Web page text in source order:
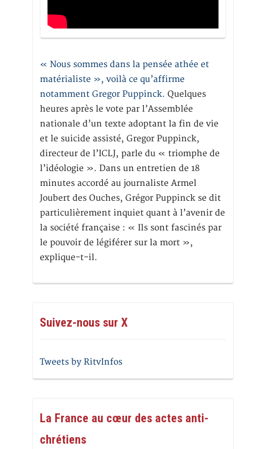
« Nous sommes dans la pensée athée et
matérialiste », voilà ce qu’affirme
notamment Gregor Puppinck. Quelques
heures après le vote par l’Assemblée
nationale d’un texte adoptant la fin de vie
et le suicide assisté, Gregor Puppinck,
directeur de l’ICLJ, parle du « triomphe de
l’idéologie ». Dans un entretien de 18
minutes accordé au journaliste Armel
Joubert des Ouches, Grégor Puppinck se dit
particulièrement inquiet quant à l’avenir de
la société française : « Ils sont fascinés par
le pouvoir de légiférer sur la mort »,
explique-t-il.
Suivez-nous sur X
Tweets by RitvInfos
La France au cœur des actes anti-
chrétiens